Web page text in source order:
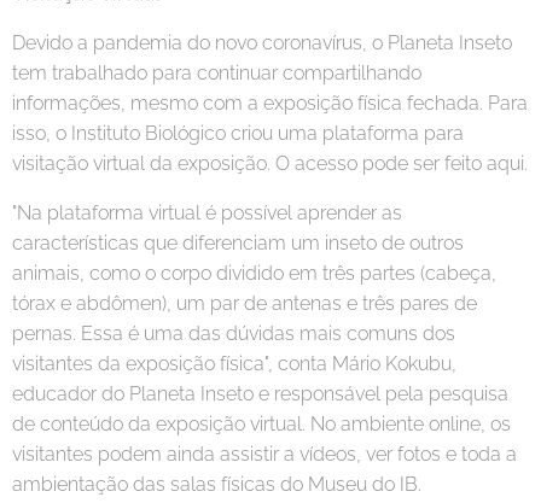
Devido a pandemia do novo coronavírus, o Planeta Inseto
tem trabalhado para continuar compartilhando
informações, mesmo com a exposição física fechada. Para
isso, o Instituto Biológico criou uma plataforma para
visitação virtual da exposição. O acesso pode ser feito aqui.
"Na plataforma virtual é possível aprender as
características que diferenciam um inseto de outros
animais, como o corpo dividido em três partes (cabeça,
tórax e abdômen), um par de antenas e três pares de
pernas. Essa é uma das dúvidas mais comuns dos
visitantes da exposição física", conta Mário Kokubu,
educador do Planeta Inseto e responsável pela pesquisa
de conteúdo da exposição virtual. No ambiente online, os
visitantes podem ainda assistir a vídeos, ver fotos e toda a
ambientação das salas físicas do Museu do IB.